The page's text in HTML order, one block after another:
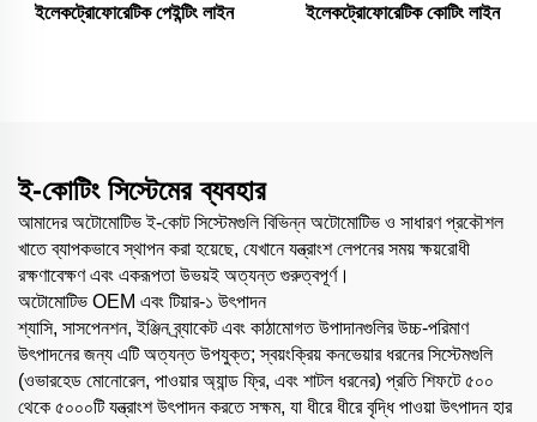
ইলেকট্রোফোরেটিক পেইন্টিং লাইন
ইলেকট্রোফোরেটিক কোটিং লাইন
ই-কোটিং সিস্টেমের ব্যবহার
আমাদের অটোমোটিভ ই-কোট সিস্টেমগুলি বিভিন্ন অটোমোটিভ ও সাধারণ প্রকৌশল
খাতে ব্যাপকভাবে স্থাপন করা হয়েছে, যেখানে যন্ত্রাংশ লেপনের সময় ক্ষয়রোধী
রক্ষণাবেক্ষণ এবং একরূপতা উভয়ই অত্যন্ত গুরুত্বপূর্ণ।
অটোমোটিভ OEM এবং টিয়ার-১ উৎপাদন
শ্যাসি, সাসপেনশন, ইঞ্জিন ব্র্যাকেট এবং কাঠামোগত উপাদানগুলির উচ্চ-পরিমাণ
উৎপাদনের জন্য এটি অত্যন্ত উপযুক্ত; স্বয়ংক্রিয় কনভেয়ার ধরনের সিস্টেমগুলি
(ওভারহেড মোনোরেল, পাওয়ার অ্যান্ড ফ্রি, এবং শাটল ধরনের) প্রতি শিফটে ৫০০
থেকে ৫০০০টি যন্ত্রাংশ উৎপাদন করতে সক্ষম, যা ধীরে ধীরে বৃদ্ধি পাওয়া উৎপাদন হার